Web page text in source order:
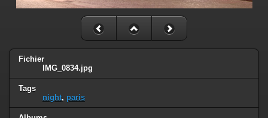
Fichier
IMG_0834.jpg
Tags
night, paris